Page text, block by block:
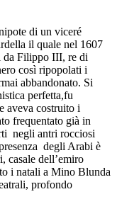
di un viceré
il quale nel 1607
da Filippo III, re di
così ripopolati i
abbandonato. Si
perfetta,fu
aveva costruito i
frequentato già in
negli antri rocciosi
degli Arabi è
casale dell’emiro
i natali a Mino Blunda
profondo